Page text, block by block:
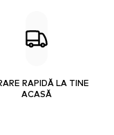
RAPIDĂ LA TINE
ACASĂ